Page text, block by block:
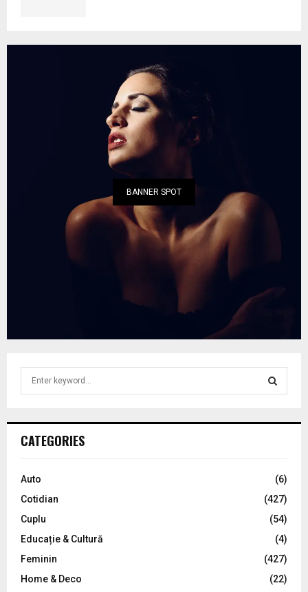
BANNER SPOT
h
o
:
C
CATEGORIES
Auto
(6)
Cotidian
(427)
Cuplu
(54)
Educație & Cultură
(4)
Feminin
(427)
Home & Deco
(22)